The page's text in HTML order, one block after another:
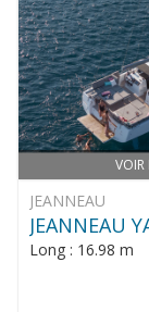
VOIR
JEANNEAU
JEANNEAU
Long : 16.98